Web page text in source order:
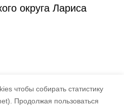
чтобы собирать статистику
Продолжая пользоваться
округа Лариса